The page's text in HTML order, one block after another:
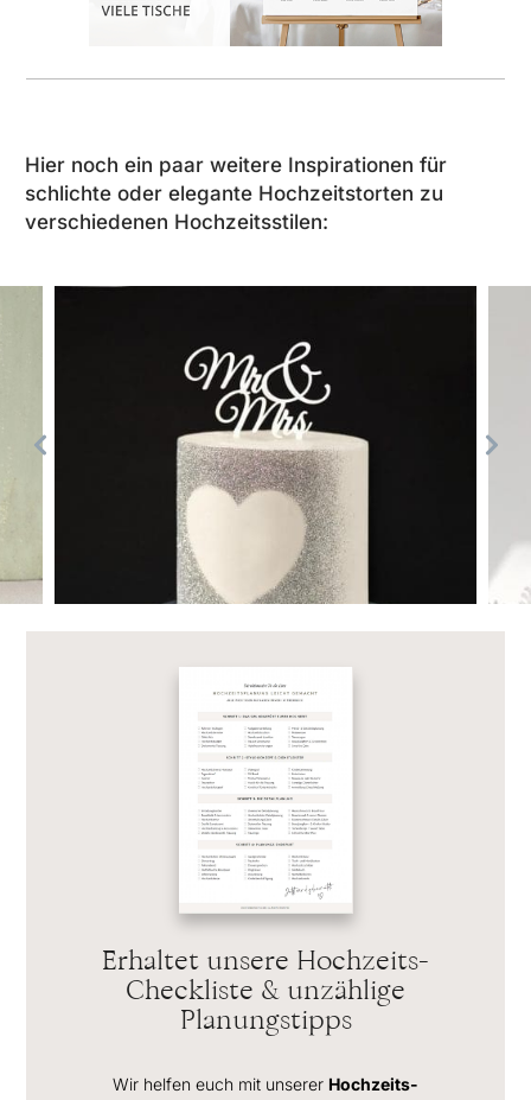
Hier noch ein paar weitere Inspirationen für
schlichte oder elegante Hochzeitstorten zu
verschiedenen Hochzeitsstilen:
Erhaltet unsere Hochzeits-
Checkliste & unzählige
Planungstipps
Wir helfen euch mit unserer Hochzeits-